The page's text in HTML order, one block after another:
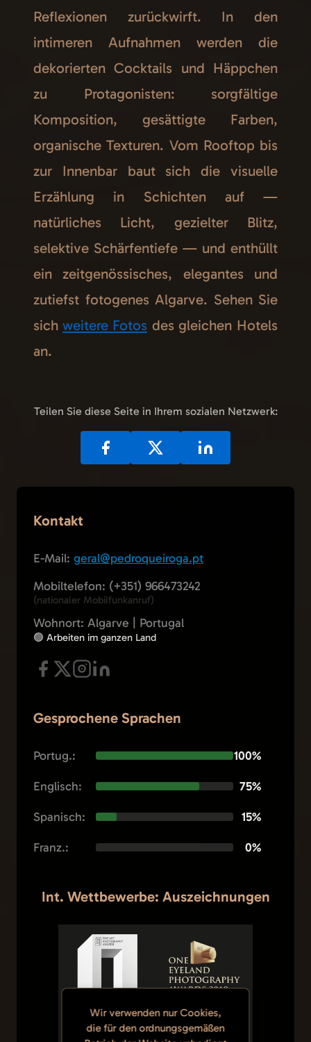
Reflexionen zurückwirft. In den
intimeren Aufnahmen werden die
dekorierten Cocktails und Häppchen
zu Protagonisten: sorgfältige
Komposition, gesättigte Farben,
organische Texturen. Vom Rooftop bis
zur Innenbar baut sich die visuelle
Erzählung in Schichten auf —
natürliches Licht, gezielter Blitz,
selektive Schärfentiefe — und enthüllt
ein zeitgenössisches, elegantes und
zutiefst fotogenes Algarve. Sehen Sie
sich weitere Fotos des gleichen Hotels
an.
Teilen Sie diese Seite in Ihrem sozialen Netzwerk:
Kontakt
E-Mail: geral@pedroqueiroga.pt
Mobiltelefon: (+351) 966473242
(nationaler Mobilfunkanruf)
Wohnort: Algarve | Portugal
🟢 Arbeiten im ganzen Land
Gesprochene Sprachen
Portug.:
100%
Englisch:
75%
Spanisch:
15%
Franz.:
0%
Int. Wettbewerbe: Auszeichnungen
Wir verwenden nur Cookies,
die für den ordnungsgemäßen